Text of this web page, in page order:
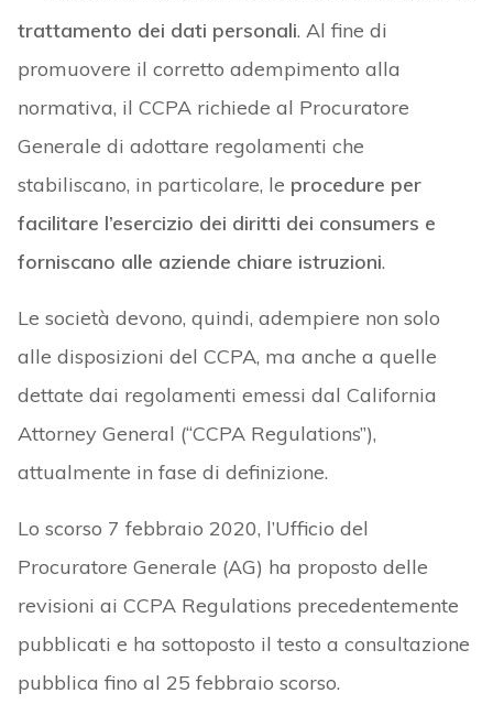
trattamento dei dati personali. Al fine di
promuovere il corretto adempimento alla
normativa, il CCPA richiede al Procuratore
Generale di adottare regolamenti che
stabiliscano, in particolare, le procedure per
facilitare l’esercizio dei diritti dei consumers e
forniscano alle aziende chiare istruzioni.
Le società devono, quindi, adempiere non solo
alle disposizioni del CCPA, ma anche a quelle
dettate dai regolamenti emessi dal California
Attorney General (“CCPA Regulations”),
attualmente in fase di definizione.
Lo scorso 7 febbraio 2020, l’Ufficio del
Procuratore Generale (AG) ha proposto delle
revisioni ai CCPA Regulations precedentemente
pubblicati e ha sottoposto il testo a consultazione
pubblica fino al 25 febbraio scorso.